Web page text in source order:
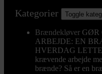
Kategorier Toggle
Brændekløver GØR
ARBEJDE: EN
HVERDAG
krævende arbejde
brænde? Så er en